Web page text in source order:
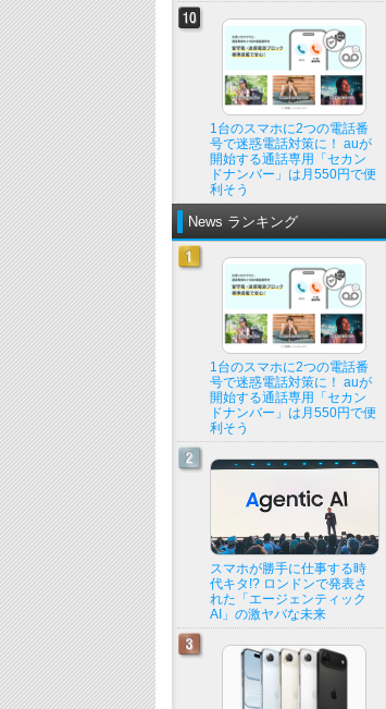
1台のスマホに2つの電話番
号で迷惑電話対策に！ auが
開始する通話専用「セカン
ドナンバー」は月550円で便
利そう
News ランキング
1台のスマホに2つの電話番
号で迷惑電話対策に！ auが
開始する通話専用「セカン
ドナンバー」は月550円で便
利そう
スマホが勝手に仕事する時
代キタ!? ロンドンで発表さ
れた「エージェンティック
AI」の激ヤバな未来